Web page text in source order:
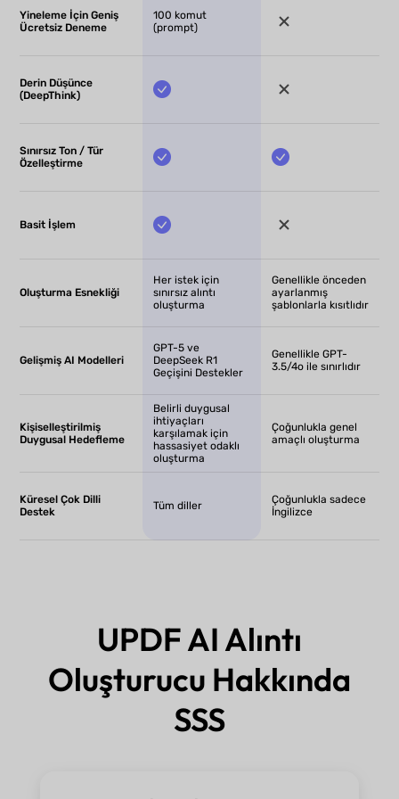
Yineleme İçin Geniş
Ücretsiz Deneme
100 komut
(prompt)
Derin Düşünce
(DeepThink)
Sınırsız Ton / Tür
Özelleştirme
Basit İşlem
Oluşturma Esnekliği
Her istek için
sınırsız alıntı
oluşturma
Genellikle önceden
ayarlanmış
şablonlarla kısıtlıdır
Gelişmiş AI Modelleri
GPT-5 ve
DeepSeek R1
Geçişini Destekler
Genellikle GPT-
3.5/4o ile sınırlıdır
Kişiselleştirilmiş
Duygusal Hedefleme
Belirli duygusal
ihtiyaçları
karşılamak için
hassasiyet odaklı
oluşturma
Çoğunlukla genel
amaçlı oluşturma
Küresel Çok Dilli
Destek
Tüm diller
Çoğunlukla sadece
İngilizce
UPDF AI Alıntı
Oluşturucu Hakkında
SSS